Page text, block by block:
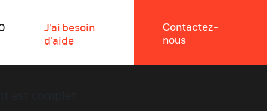
Contactez-
nous
J'ai besoin
d'aide